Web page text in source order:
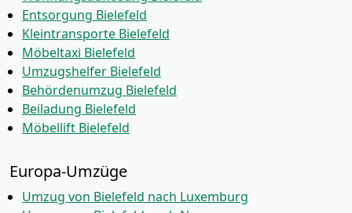
Entsorgung Bielefeld
Kleintransporte Bielefeld
Möbeltaxi Bielefeld
Umzugshelfer Bielefeld
Behördenumzug Bielefeld
Beiladung Bielefeld
Möbellift Bielefeld
Europa-Umzüge
Umzug von Bielefeld nach Luxemburg